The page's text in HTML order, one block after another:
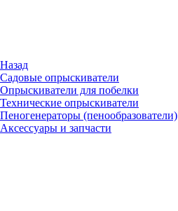
Назад
Садовые опрыскиватели
Опрыскиватели для побелки
Технические опрыскиватели
Пеногенераторы (пенообразователи)
Аксессуары и запчасти